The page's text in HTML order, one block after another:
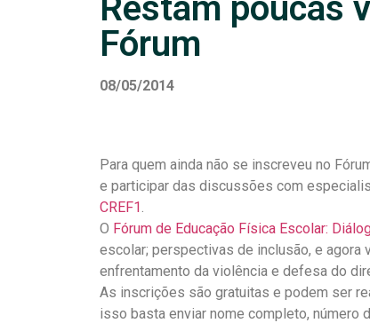
Restam poucas
Fórum
08/05/2014
Para quem ainda não se inscreveu no
e participar das discussões com
CREF1.
O Fórum de Educação Física Escolar:
escolar; perspectivas de inclusão, e agora
enfrentamento da violência e defesa do
As inscrições são gratuitas e podem ser
isso basta enviar nome completo, número